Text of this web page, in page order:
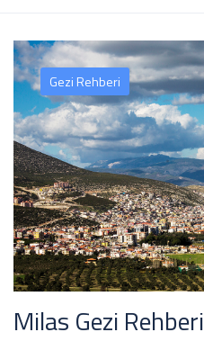
Gezi Rehberi
Milas Gezi Rehberi